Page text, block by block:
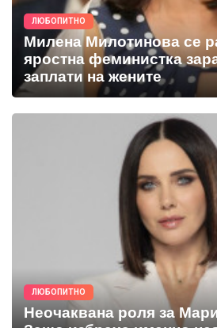
ЛЮБОПИТНО
Милена Милотинова се
яростна феминистка
заплати на жените
ЛЮБОПИТНО
Неочаквана роля за